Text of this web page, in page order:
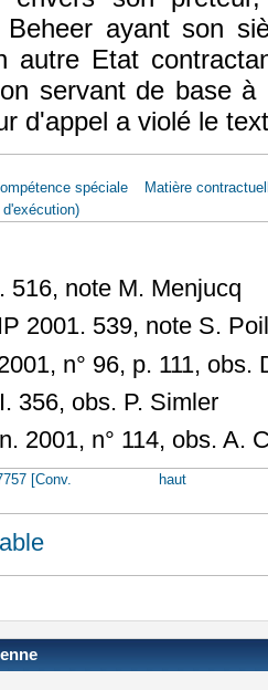
Beheer ayant son
autre Etat
servant de base
d'appel a violé le
spéciale
Matière
516, note M. Menjucq
2001. 539, note S.
n° 96, p. 111, obs.
356, obs. P. Simler
2001, n° 114, obs. A.
[Conv.
haut